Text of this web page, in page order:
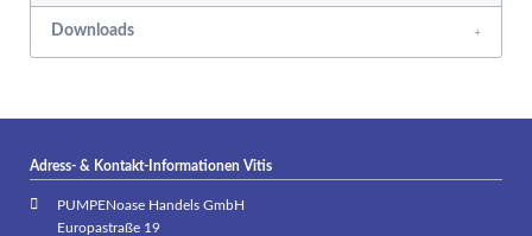
Downloads
Adress- & Kontakt-Informationen Vitis
PUMPENoase Handels GmbH
Europastraße 19